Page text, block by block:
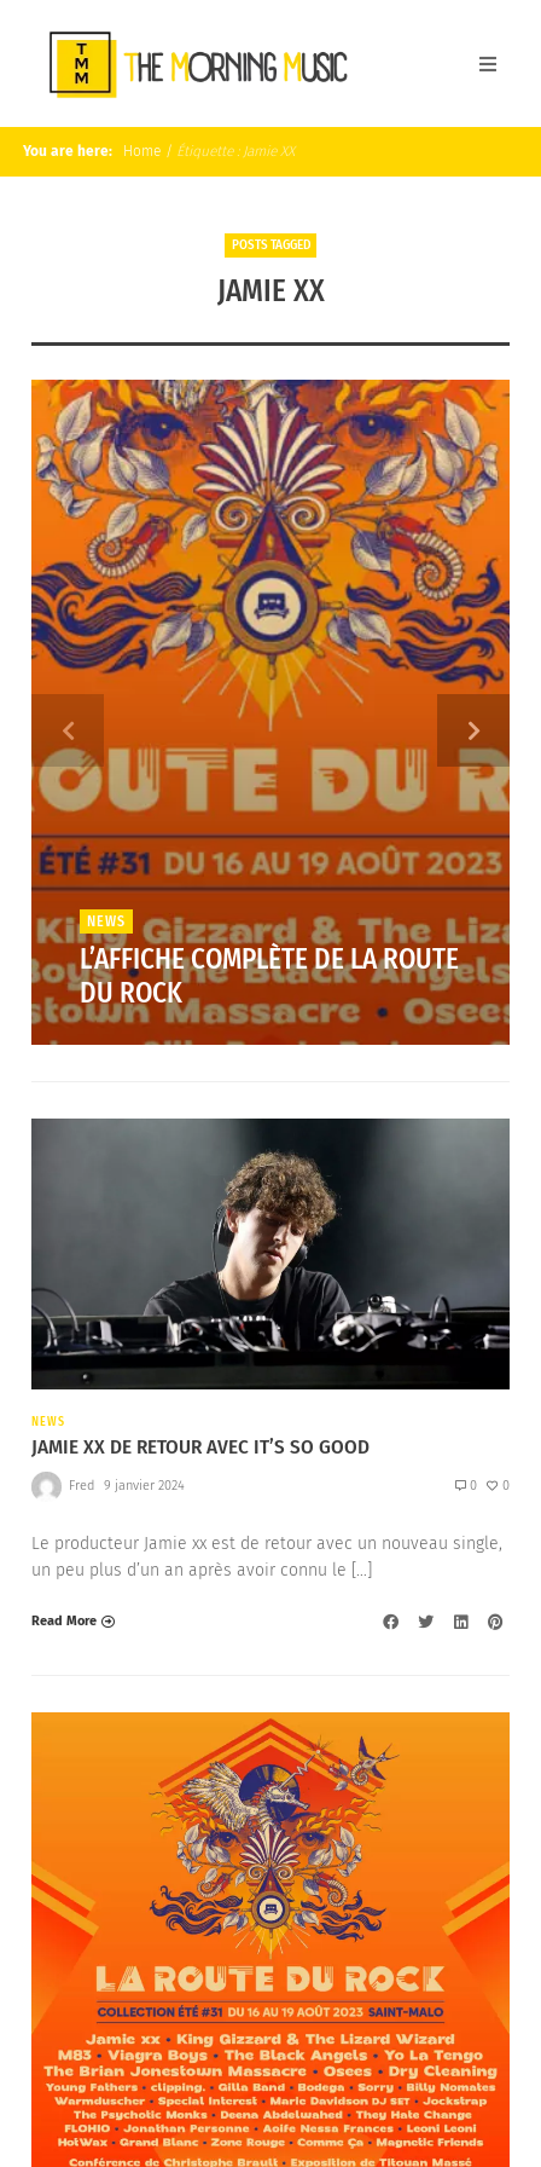
You are here: Home / Étiquette : Jamie XX
POSTS TAGGED
JAMIE XX
NEWS
L’AFFICHE COMPLÈTE DE LA ROUTE
DU ROCK
NEWS
JAMIE XX DE RETOUR AVEC IT’S SO GOOD
Fred 9 janvier 2024 0 0
Le producteur Jamie xx est de retour avec un nouveau single,
un peu plus d’un an après avoir connu le […]
Read More